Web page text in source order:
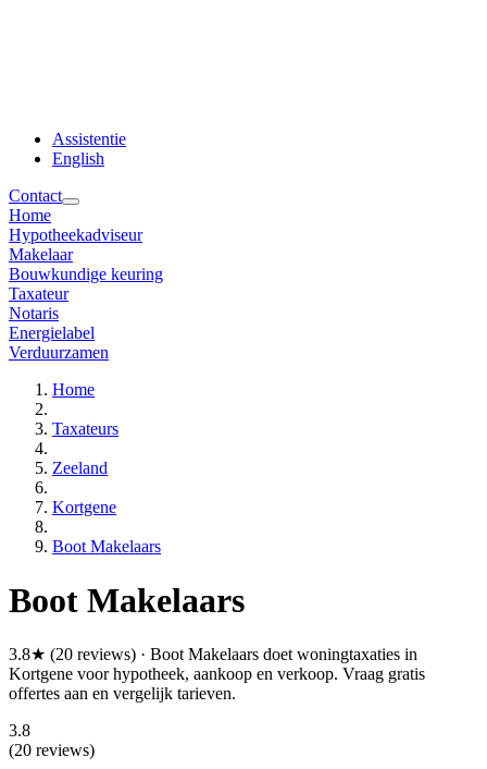
Assistentie
English
Contact
Home
Hypotheekadviseur
Makelaar
Bouwkundige keuring
Taxateur
Notaris
Energielabel
Verduurzamen
Home
Taxateurs
Zeeland
Kortgene
Boot Makelaars
Boot Makelaars
3.8★ (20 reviews) · Boot Makelaars doet woningtaxaties in
Kortgene voor hypotheek, aankoop en verkoop. Vraag gratis
offertes aan en vergelijk tarieven.
3.8
(20 reviews)